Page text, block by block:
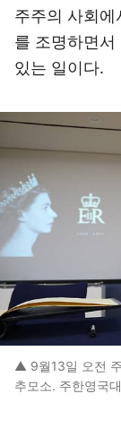
주주의 사회
를 조명하면서
있는 일이다.
▲ 9월13일 오전
추모소. 주한영국